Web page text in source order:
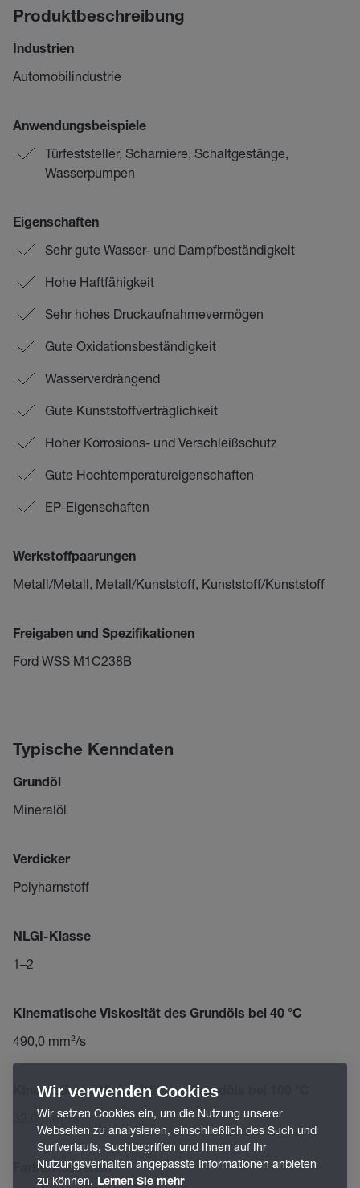
Produktbeschreibung
Industrien
Automobilindustrie
Anwendungsbeispiele
Türfeststeller, Scharniere, Schaltgestänge,
Wasserpumpen
Eigenschaften
Sehr gute Wasser- und Dampfbeständigkeit
Hohe Haftfähigkeit
Sehr hohes Druckaufnahmevermögen
Gute Oxidationsbeständigkeit
Wasserverdrängend
Gute Kunststoffverträglichkeit
Hoher Korrosions- und Verschleißschutz
Gute Hochtemperatureigenschaften
EP-Eigenschaften
Werkstoffpaarungen
Metall/Metall, Metall/Kunststoff, Kunststoff/Kunststoff
Freigaben und Spezifikationen
Ford WSS M1C238B
Typische Kenndaten
Grundöl
Mineralöl
Verdicker
Polyharnstoff
NLGI-Klasse
1–2
Kinematische Viskosität des Grundöls bei 40 °C
490,0 mm²/s
Kinematische Viskosität des Grundöls bei 100 °C
32,0 mm²/s
Farbe/Aussehen
Wir verwenden Cookies
Wir setzen Cookies ein, um die Nutzung unserer
Webseiten zu analysieren, einschließlich des Such und
Surfverlaufs, Suchbegriffen und Ihnen auf Ihr
Nutzungsverhalten angepasste Informationen anbieten
zu können. Lernen Sie mehr